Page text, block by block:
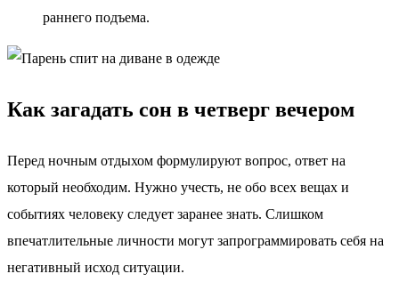
раннего подъема.
Как загадать сон в четверг вечером
Перед ночным отдыхом формулируют вопрос, ответ на
который необходим. Нужно учесть, не обо всех вещах и
событиях человеку следует заранее знать. Слишком
впечатлительные личности могут запрограммировать себя на
негативный исход ситуации.